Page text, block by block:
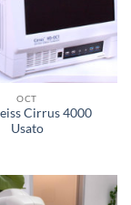
OCT
Cirrus 4000
Usato